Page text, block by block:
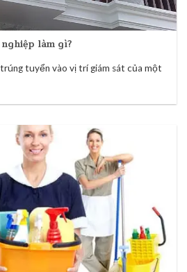
làm gì?
tuyển vào vị trí giám sát của một